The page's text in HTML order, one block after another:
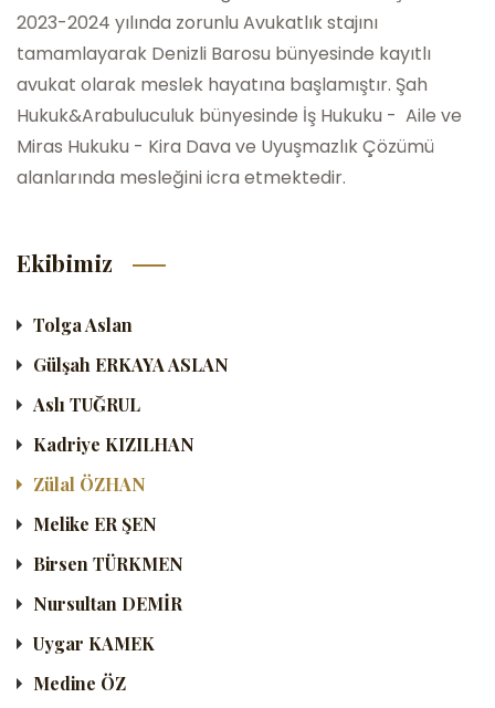
2023-2024 yılında zorunlu Avukatlık stajını
tamamlayarak Denizli Barosu bünyesinde kayıtlı
avukat olarak meslek hayatına başlamıştır. Şah
Hukuk&Arabuluculuk bünyesinde İş Hukuku - Aile ve
Miras Hukuku - Kira Dava ve Uyuşmazlık Çözümü
alanlarında mesleğini icra etmektedir.
Ekibimiz
Tolga Aslan
Gülşah ERKAYA ASLAN
Aslı TUĞRUL
Kadriye KIZILHAN
Zülal ÖZHAN
Melike ER ŞEN
Birsen TÜRKMEN
Nursultan DEMİR
Uygar KAMEK
Medine ÖZ